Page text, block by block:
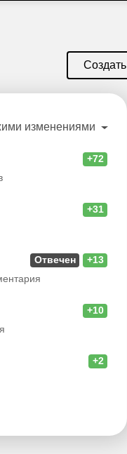
изменениями
+72
+31
+13
Отвечен
+10
+2